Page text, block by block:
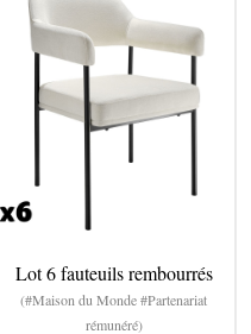
Lot 6 fauteuils rembourrés
(#Maison du Monde #Partenariat
rémunéré)